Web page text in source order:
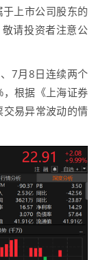
上市公司股东的
请投资者注意公
7月8日连续两个
根据《上海证券
易异常波动的情